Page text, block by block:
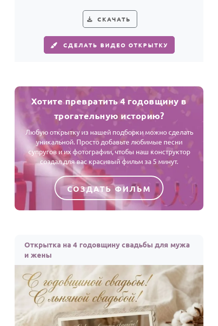
СКАЧАТЬ
СДЕЛАТЬ ВИДЕО ОТКРЫТКУ
Хотите превратить 4 годовщину в
трогательную историю?
Любую открытку из нашей подборки можно сделать
уникальной. Просто добавьте любимые песни
супругов и их фотографии, чтобы наш конструктор
создал для вас красивый фильм за 5 минут.
СОЗДАТЬ ФИЛЬМ
Открытка на 4 годовщину свадьбы для мужа
и жены